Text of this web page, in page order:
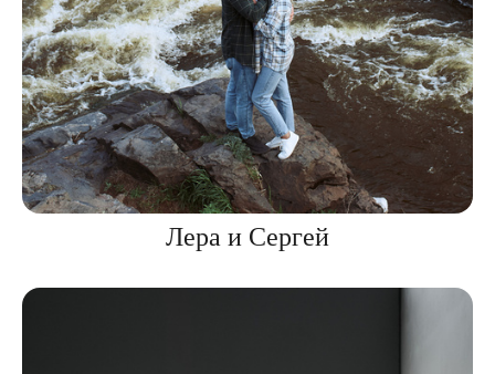
Лера и Сергей